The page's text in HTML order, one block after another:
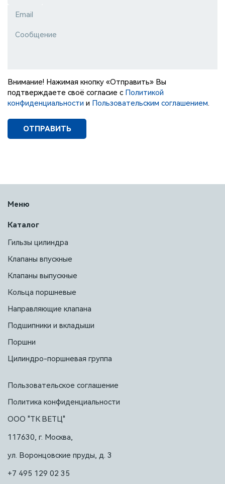
Email
Сообщение
Внимание! Нажимая кнопку «Отправить» Вы
подтверждаете своё согласие с Политикой
конфиденциальности и Пользовательским соглашением.
ОТПРАВИТЬ
Меню
Каталог
Гильзы цилиндра
Клапаны впускные
Клапаны выпускные
Кольца поршневые
Направляющие клапана
Подшипники и вкладыши
Поршни
Цилиндро-поршневая группа
Пользовательское соглашение
Политика конфиденциальности
ООО "ТК ВЕТЦ"
117630, г. Москва,
ул. Воронцовские пруды, д. 3
+7 495 129 02 35